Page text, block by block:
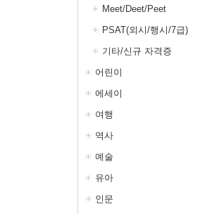
Meet/Deet/Peet
PSAT(외시/행시/7급)
기타/신규 자격증
어린이
에세이
여행
역사
예술
유아
인문